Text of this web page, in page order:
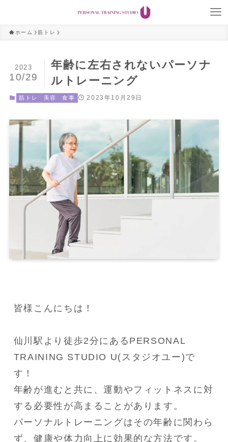
ホーム 筋トレ
年齢に左右されないパーソナ
ルトレーニング
2023
10/29
筋トレ 美容 食事 2023年10月29日
皆様こんにちは！
仙川駅より徒歩2分にあるPERSONAL
TRAINING STUDIO U(スタジオユー)で
す！
年齢が進むと共に、運動やフィットネスに対
する必要性が高まることがあります。
パーソナルトレーニングはその年齢に関わら
ず、健康や体力向上に効果的な方法です。